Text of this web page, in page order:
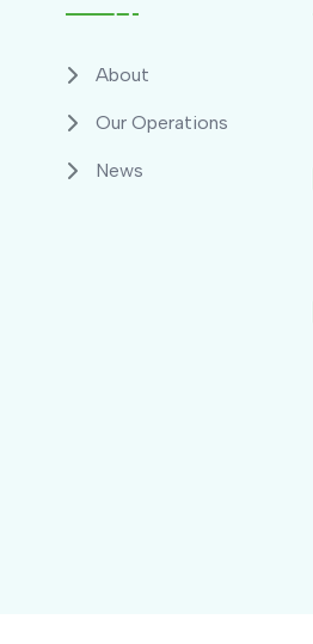
About
Our Operations
News